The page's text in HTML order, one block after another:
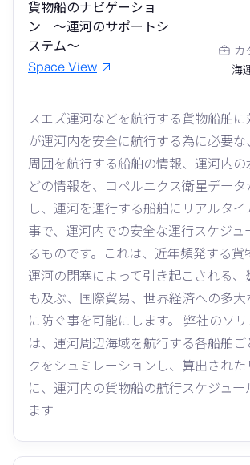
貨物船のナビゲーショ
ン ～運河のサポートシ
ステム～
Space View
カ
海
スエズ運河などを航行する貨物船舶
が運河内を安全に航行する為に必要な
周囲を航行する船舶の情報、運河内
どの情報を、コペルニクス衛星デー
し、運河を運行する船舶にリアルタ
事で、運河内での安全な運行スケジュ
るものです。これは、近年頻発する貨
運河の閉塞によって引き起こされる、
も及ぶ、国際貿易、世界経済への多
に防ぐ事を可能にします。 弊社のソ
は、運河周辺海域を航行する各船舶
クをシュミレーションし、算出され
に、運河内の貨物船の航行スケジュー
ます